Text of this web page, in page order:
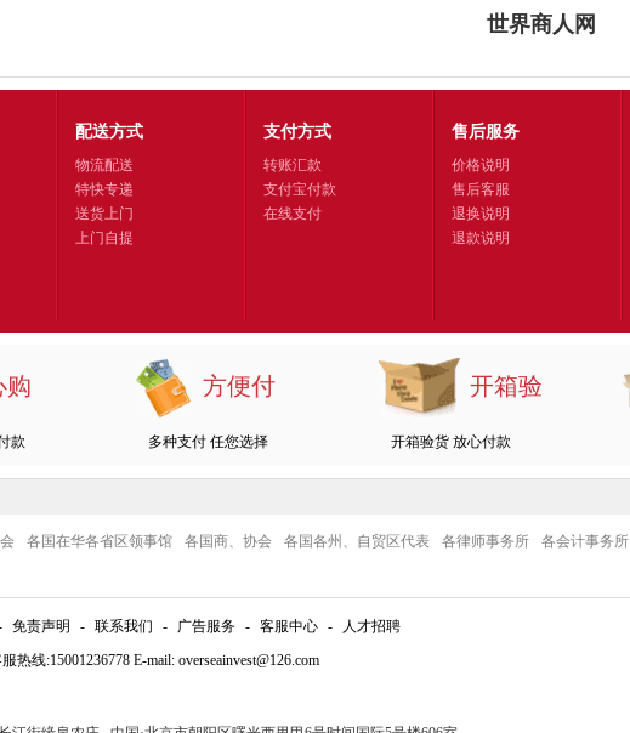
世界商人网
配送方式
物流配送
特快专递
送货上门
上门自提
支付方式
转账汇款
支付宝付款
在线支付
售后服务
价格说明
售后客服
退换说明
退款说明
购
款
方便付
多种支付 任您选择
开箱验
开箱验货 放心付款
各国在华各省区领事馆 各国商、协会 各国各州、自贸区代表 各律师事务所 各会计事务所
免责声明 - 联系我们 - 广告服务 - 客服中心 -
人才招聘
热线:15001236778 E-mail: overseainvest@126.com